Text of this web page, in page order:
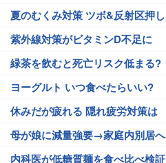
夏のむくみ対策 ツボ&反射区押し
紫外線対策がビタミンD不足に
緑茶を飲むと死亡リスク低まる?
ヨーグルト いつ食べたらいい?
休みだが疲れる 隠れ疲労対策は
母が娘に減量強要→家庭内別居へ
内科医が低糖質麺を食べ比べ検証